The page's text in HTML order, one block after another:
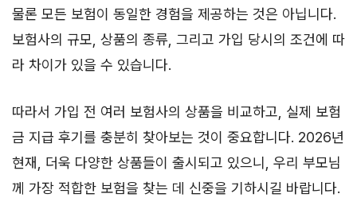
물론 모든 보험이 동일한 경험을 제공하는 것은 아닙니다.
보험사의 규모, 상품의 종류, 그리고 가입 당시의 조건에 따
라 차이가 있을 수 있습니다.
따라서 가입 전 여러 보험사의 상품을 비교하고, 실제 보험
금 지급 후기를 충분히 찾아보는 것이 중요합니다. 2026년
현재, 더욱 다양한 상품들이 출시되고 있으니, 우리 부모님
께 가장 적합한 보험을 찾는 데 신중을 기하시길 바랍니다.